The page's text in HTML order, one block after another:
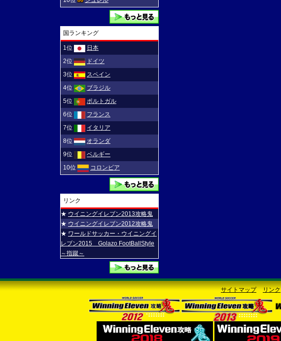
国ランキング
1位
日本
2位
ドイツ
3位
スペイン
4位
ブラジル
5位
ポルトガル
6位
フランス
7位
イタリア
8位
オランダ
9位
ベルギー
10位
コロンビア
リンク
★ ウイニングイレブン2013攻略鬼
★ ウイニングイレブン2012攻略鬼
★ ワールドサッカー・ウイニングイ
レブン2015 Golazo FootBallStyle
～指蹴～
サイトマップ リンク